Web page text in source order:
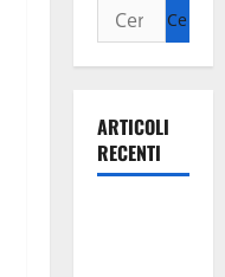
ARTICOLI
RECENTI